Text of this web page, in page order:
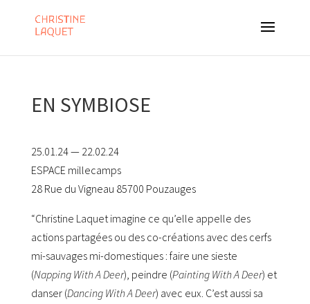
EN SYMBIOSE
25.01.24 — 22.02.24
ESPACE millecamps
28 Rue du Vigneau 85700 Pouzauges
“Christine Laquet imagine ce qu’elle appelle des
actions partagées ou des co-créations avec des cerfs
mi-sauvages mi-domestiques : faire une sieste
(Napping With A Deer), peindre (Painting With A Deer) et
danser (Dancing With A Deer) avec eux. C’est aussi sa